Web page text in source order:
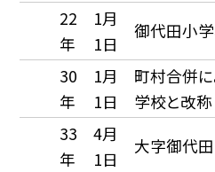
22
年
1月
1日
御代田小
30
年
1月
1日
町村合併
学校と改称
33
年
4月
1日
大字御代